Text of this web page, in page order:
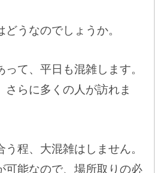
うなのでしょうか。
て、平日も混雑します。
らに多くの人が訪れま
程、大混雑はしません。
可能なので、場所取りの必